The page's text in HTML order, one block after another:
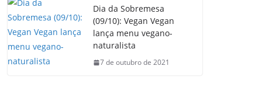
Dia da Sobremesa
(09/10): Vegan Vegan
lança menu vegano-
naturalista
7 de outubro de 2021